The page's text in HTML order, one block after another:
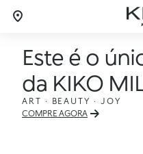
Este é o
da KIKO
ART · BEAUTY · JOY
COMPRE AGORA